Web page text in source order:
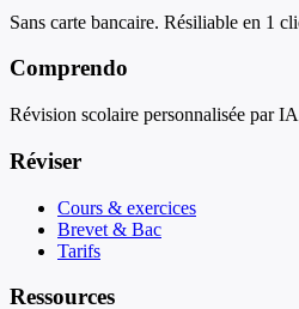
Sans carte bancaire. Résiliable en 1
Comprendo
Révision scolaire personnalisée par
Réviser
Cours & exercices
Brevet & Bac
Tarifs
Ressources